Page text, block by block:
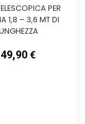
PER
1,8 – 3,6 MT DI
49,90 €